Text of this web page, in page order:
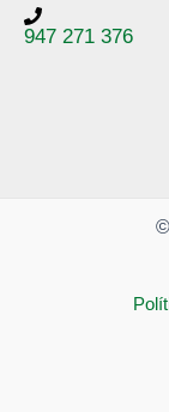
947 271 376